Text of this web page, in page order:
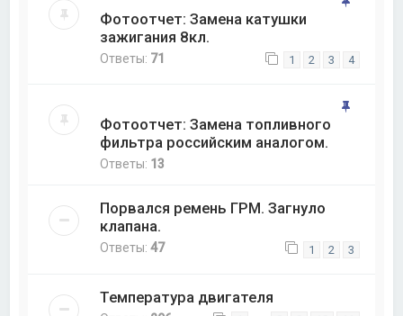
Фотоотчет: Замена катушки
зажигания 8кл.
Ответы: 71 1 2 3 4
Фотоотчет: Замена топливного
фильтра российским аналогом.
Ответы: 13
Порвался ремень ГРМ. Загнуло
клапана.
Ответы:47 1 2 3
Температура двигателя